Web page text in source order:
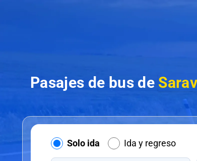
Pasajes de bus de
Solo ida Ida y regreso